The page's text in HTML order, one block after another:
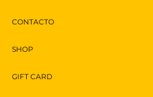
CONTACTO
SHOP
GIFT CARD